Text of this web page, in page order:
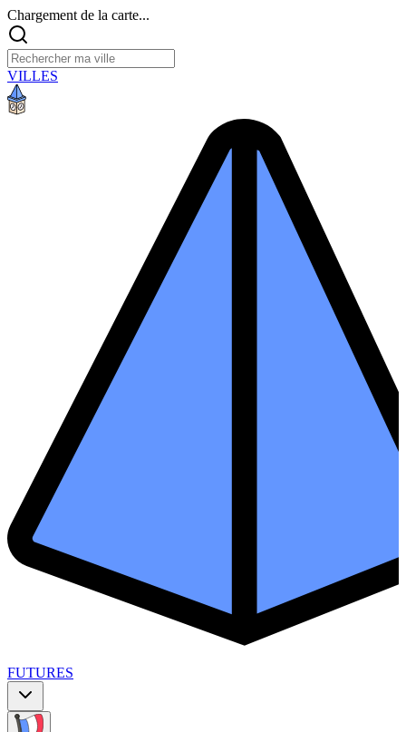
Chargement de la carte...
VILLES
FUTURES